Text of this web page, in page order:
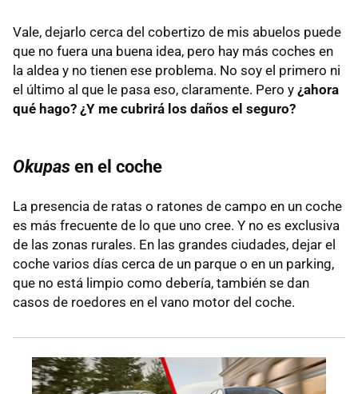
Vale, dejarlo cerca del cobertizo de mis abuelos puede
que no fuera una buena idea, pero hay más coches en
la aldea y no tienen ese problema. No soy el primero ni
el último al que le pasa eso, claramente. Pero y ¿ahora
qué hago? ¿Y me cubrirá los daños el seguro?
Okupas en el coche
La presencia de ratas o ratones de campo en un coche
es más frecuente de lo que uno cree. Y no es exclusiva
de las zonas rurales. En las grandes ciudades, dejar el
coche varios días cerca de un parque o en un parking,
que no está limpio como debería, también se dan
casos de roedores en el vano motor del coche.